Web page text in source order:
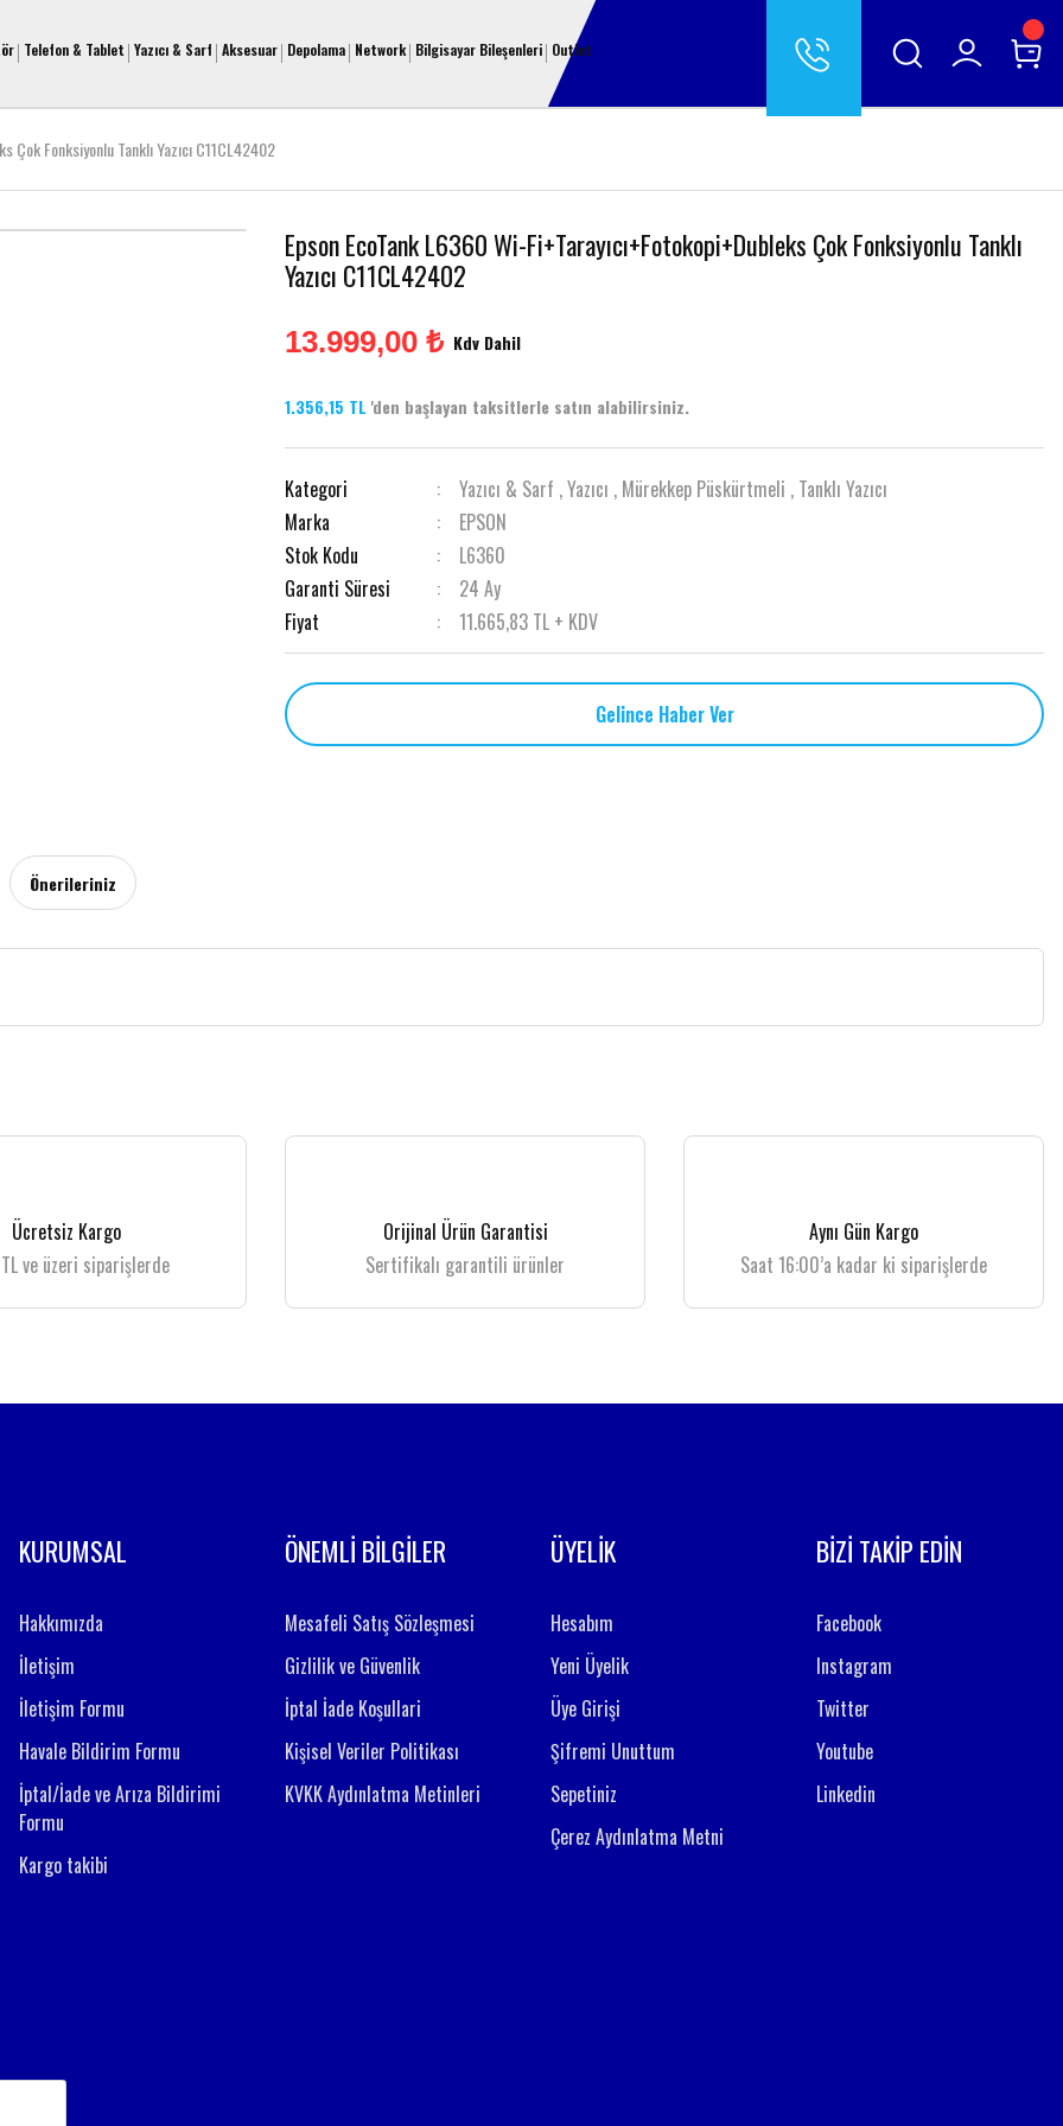
Telefon & Tablet Yazıcı & Sarf Aksesuar Depolama Network Bilgisayar Bileşenleri Outlet
Çok Fonksiyonlu Tanklı Yazıcı C11CL42402
Epson EcoTank L6360 Wi-Fi+Tarayıcı+Fotokopi+Dubleks Çok Fonksiyonlu Tanklı
Yazıcı C11CL42402
13.999,00 ₺ Kdv Dahil
1.356,15 TL 'den başlayan taksitlerle satın alabilirsiniz.
Kategori Yazıcı & Sarf ,Yazıcı , Mürekkep Püskürtmeli , Tanklı Yazıcı
Marka
EPSON
Stok Kodu
L6360
Garanti Süresi
24 Ay
Fiyat
11.665,83 TL + KDV
Gelince Haber Ver
Önerileriniz
Ücretsiz Kargo
ve üzeri siparişlerde
Orijinal Ürün Garantisi
Sertifikalı garantili ürünler
Aynı Gün Kargo
Saat 16:00’a kadar ki siparişlerde
KURUMSAL
Hakkımızda
İletişim
İletişim Formu
Havale Bildirim Formu
İptal/İade ve Arıza Bildirimi
Formu
Kargo takibi
ÖNEMLİ BİLGİLER
Mesafeli Satış Sözleşmesi
Gizlilik ve Güvenlik
İptal İade Koşullari
Kişisel Veriler Politikası
KVKK Aydınlatma Metinleri
ÜYELİK
Hesabım
Yeni Üyelik
Üye Girişi
Şifremi Unuttum
Sepetiniz
Çerez Aydınlatma Metni
BİZİ TAKİP EDİN
Facebook
Instagram
Twitter
Youtube
Linkedin